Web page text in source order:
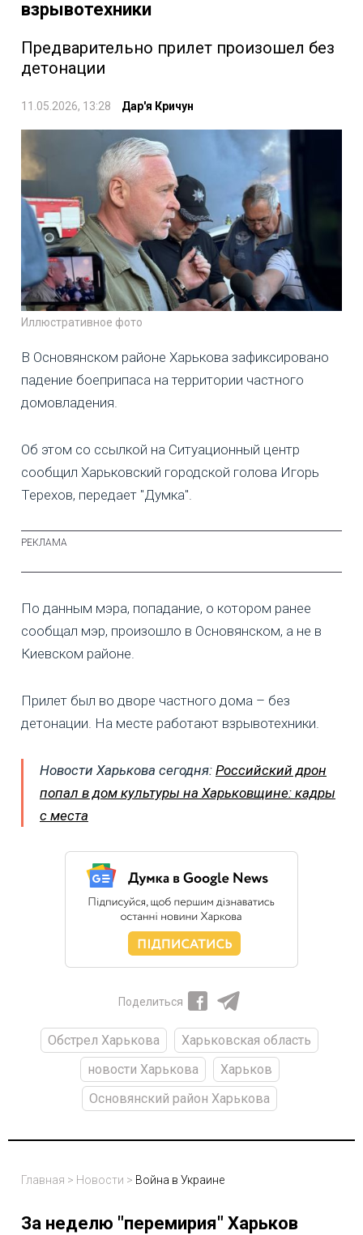
взрывотехники
Предварительно прилет произошел без
детонации
11.05.2026, 13:28 Дар'я Кричун
Иллюстративное фото
В Основянском районе Харькова зафиксировано
падение боеприпаса на территории частного
домовладения.
Об этом со ссылкой на Ситуационный центр
сообщил Харьковский городской голова Игорь
Терехов, передает "Думка".
По данным мэра, попадание, о котором ранее
сообщал мэр, произошло в Основянском, а не в
Киевском районе.
Прилет был во дворе частного дома – без
детонации. На месте работают взрывотехники.
Новости Харькова сегодня: Российский дрон
попал в дом культуры на Харьковщине: кадры
с места
Поделиться
Обстрел Харькова
Харьковская область
новости Харькова
Харьков
Основянский район Харькова
Главная > Новости > Война в Украине
За неделю "перемирия" Харьков